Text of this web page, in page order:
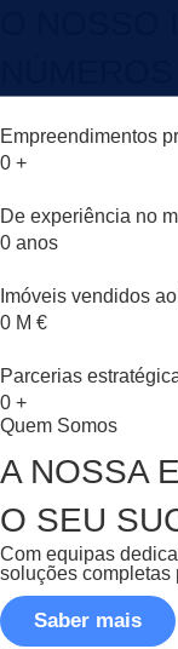
O NOSSO
Empreendimentos
0 +
De experiência no
0 anos
Imóveis vendidos
0 M €
Parcerias
0 +
Quem Somos
A NOSSA
O SEU
Com equipas
soluções completas
Saber mais